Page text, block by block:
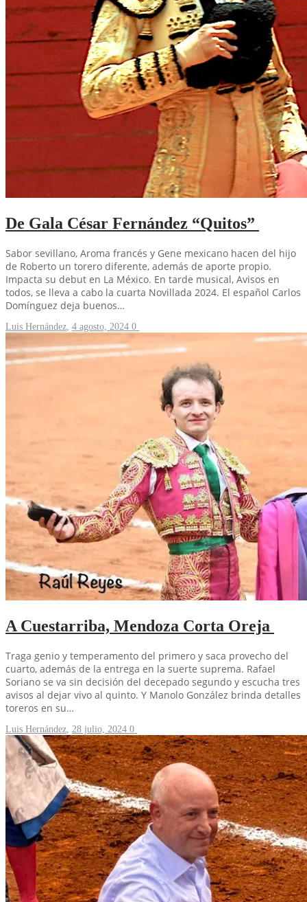
De Gala César Fernández “Quitos”
Sabor sevillano, Aroma francés y Gene mexicano hacen del hijo
de Roberto un torero diferente, además de aporte propio.
Impacta su debut en La México. En tarde musical, Avisos en
todos, se lleva a cabo la cuarta Novillada 2024. El español Carlos
Domínguez deja buenos…
Luis Hernández 4 agosto, 2024 0
A Cuestarriba, Mendoza Corta Oreja
Traga genio y temperamento del primero y saca provecho del
cuarto, además de la entrega en la suerte suprema. Rafael
Soriano se va sin decisión del decepado segundo y escucha tres
avisos al dejar vivo al quinto. Y Manolo González brinda detalles
toreros en su…
Luis Hernández 28 julio, 2024 0